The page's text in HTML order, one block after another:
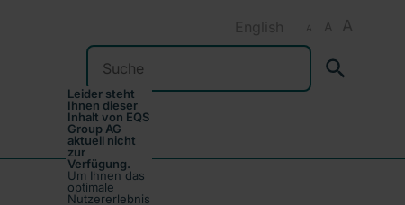
A A A
English
Suchen
Leider steht
Ihnen dieser
Inhalt von EQS
Group AG
aktuell nicht
zur
Verfügung.
Um Ihnen das
optimale
Nutzererlebnis